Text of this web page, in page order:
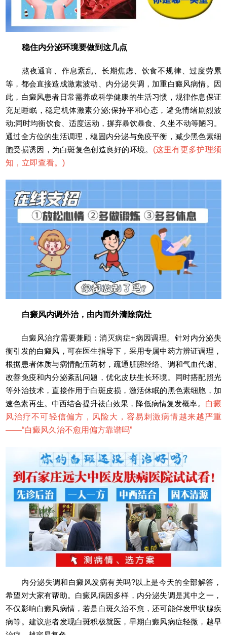
稳住内分泌环境要做到这几点
熬夜通宵、作息紊乱、长期焦虑、饮食不规律、过度劳累
等，都会直接造成激素波动、内分泌失调，加重白癜风病情。因
此，白癜风患者日常需养成科学健康的生活习惯，规律作息保证
充足睡眠，稳定机体激素分泌;保持平和心态，避免情绪剧烈波
动;同时均衡饮食、适度运动，摒弃暴饮暴食、久坐不动等陋习。
通过全方位的生活调理，稳固内分泌与免疫平衡，减少黑色素细
胞受损诱因，为白斑复色创造良好的环境。 (这里有更多护理须
知，立即查看。)
白癜风内调外治，由内而外清除病灶
白癜风治疗需要兼顾：消灭病症+病因调理。针对内分泌失
衡引发的白癜风，可在医生指导下，采用专属中药方辨证调理，
根据患者体质与病情配伍药材，疏通脏腑经络、调和气血代谢、
改善免疫和内分泌紊乱问题，优化皮肤生长环境。同时搭配照光
等外治技术，直接作用于白斑皮损，激活休眠的黑色素细胞，加
速色素再生。中西结合提升祛白效果，降低病情复发概率。 白癜
风治疗不可轻信偏方，风险大，容易刺激病情越来越严重
——“白癜风久治不愈用偏方靠谱吗”
内分泌失调和白癜风发病有关吗?以上是今天的全部解答，
希望对大家有帮助。白癜风病因多样，内分泌失调是其中之一，
不仅影响白癜风病情，若是白斑久治不愈，还可能伴发甲状腺疾
病等。建议患者发现白斑积极就医，早期白癜风病症轻微，越早